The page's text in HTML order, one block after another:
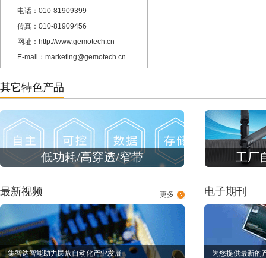
电话：010-81909399
传真：010-81909456
网址：http://www.gemotech.cn
E-mail：marketing@gemotech.cn
其它特色产品
低功耗/高穿透/窄带 工厂
更多
最新视频
集智达智能助力民族自动化产业发展
电子期刊
为您提供最新的